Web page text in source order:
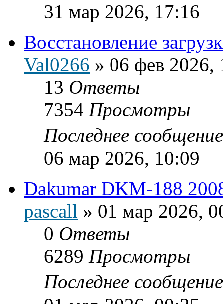
31 мар 2026, 17:16
Восстановление
Val0266 » 06 фев 2026,
13 Ответы
7354 Просмотры
Последнее
06 мар 2026, 10:09
Dakumar DKM-188
pascall » 01 мар 2026,
0 Ответы
6289 Просмотры
Последнее